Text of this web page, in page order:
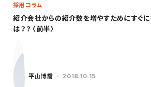
紹介会社からの紹介数を増やすためにすぐ
は？？〈前半〉
採用コラム
平山博喬 2018.10.15